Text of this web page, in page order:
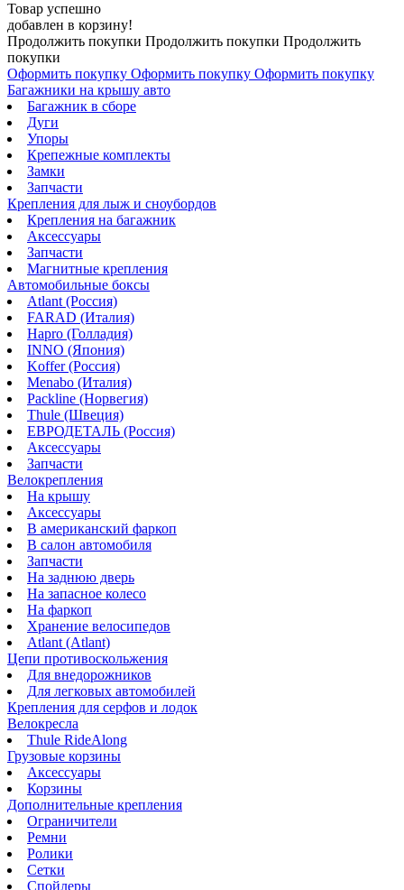
Товар успешно
добавлен в корзину!
Продолжить покупки Продолжить покупки Продолжить
покупки
Оформить покупку Оформить покупку Оформить покупку
Багажники на крышу авто
Багажник в сборе
Дуги
Упоры
Крепежные комплекты
Замки
Запчасти
Крепления для лыж и сноубордов
Крепления на багажник
Аксессуары
Запчасти
Магнитные крепления
Автомобильные боксы
Atlant (Россия)
FARAD (Италия)
Hapro (Голладия)
INNO (Япония)
Koffer (Россия)
Menabo (Италия)
Packline (Норвегия)
Thule (Швеция)
ЕВРОДЕТАЛЬ (Россия)
Аксессуары
Запчасти
Велокрепления
На крышу
Аксессуары
В американский фаркоп
В салон автомобиля
Запчасти
На заднюю дверь
На запасное колесо
На фаркоп
Хранение велосипедов
Atlant (Atlant)
Цепи противоскольжения
Для внедорожников
Для легковых автомобилей
Крепления для серфов и лодок
Велокресла
Thule RideAlong
Грузовые корзины
Аксессуары
Корзины
Дополнительные крепления
Ограничители
Ремни
Ролики
Сетки
Спойлеры